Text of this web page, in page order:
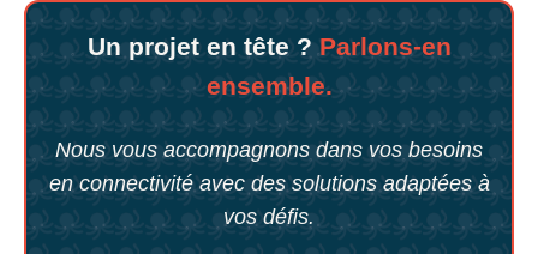
Un projet en tête ? Parlons-en
ensemble.
Nous vous accompagnons dans vos besoins
en connectivité avec des solutions adaptées à
vos défis.